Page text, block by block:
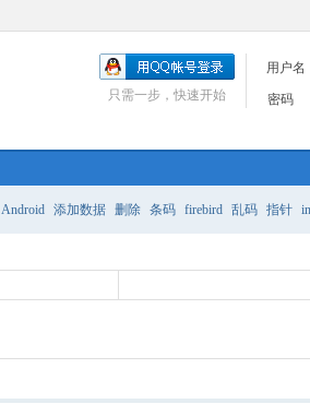
用户名
密码
只需一步，快速开始
Android 添加数据 删除 条码 firebird 乱码 指针